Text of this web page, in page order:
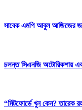
সাবেক এমপি আবুল আজিজের
চলন্ত সিএনজি অটোরিকশায় এক
“মিটফোর্ডে খুন কেন? তারেক